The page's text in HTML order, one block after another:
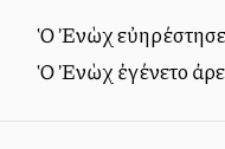
Ὁ Ἐνὼχ εὐηρέστησε
Ὁ Ἐνὼχ ἐγένετο